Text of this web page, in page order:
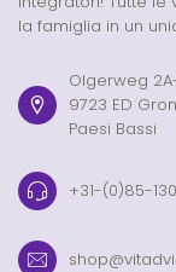
la famiglia in un
Olgerweg
9723 ED
Paesi Bassi
+31-(0)85-